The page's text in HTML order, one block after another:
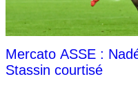
Mercato ASSE :
Stassin courtisé